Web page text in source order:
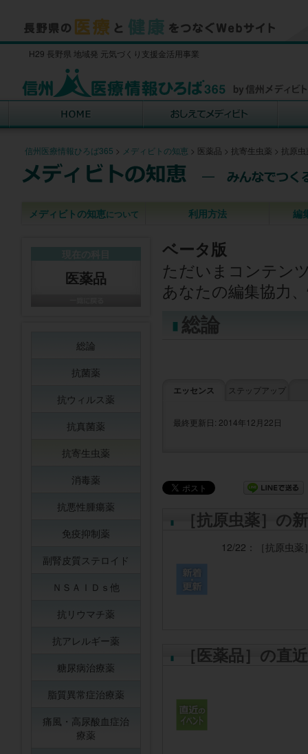
H29 長野県 地域発 元気づくり支援金活用事業
信州医療情報ひろば365 > メディビトの知恵 > 医薬品 > 抗寄生虫薬 > 抗原虫
メディビトの知恵について 利用方法 編
ベータ版
ただいまコンテン
あなたの編集協力
総論
エッセンス ステップアップ
最終更新日: 2014年12月22日
［抗原虫薬］の
12/22： ［抗原虫薬
［医薬品］の直
医薬品
総論
抗菌薬
抗ウィルス薬
抗真菌薬
抗寄生虫薬
消毒薬
抗悪性腫瘍薬
免疫抑制薬
副腎皮質ステロイド
ＮＳＡＩＤｓ他
抗リウマチ薬
抗アレルギー薬
糖尿病治療薬
脂質異常症治療薬
痛風・高尿酸血症治
療薬